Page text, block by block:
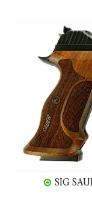
SIG SAUER
SIG